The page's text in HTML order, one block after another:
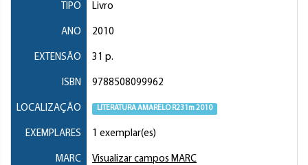
TIPO Livro
ANO 2010
EXTENSÃO 31 p.
ISBN 9788508099962
LOCALIZAÇÃO LITERATURA AMARELO R231m 2010
EXEMPLARES 1 exemplar(es)
MARC Visualizar campos MARC